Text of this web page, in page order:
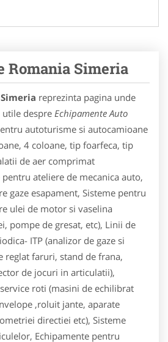
Romania Simeria
reprezinta pagina unde
despre Echipamente Auto
autoturisme si autocamioane
4 coloane, tip foarfeca, tip
de aer comprimat
pentru ateliere de mecanica auto,
gaze esapament, Sisteme pentru
ulei de motor si vaselina
pompe de gresat, etc), Linii de
ITP (analizor de gaze si
reglat faruri, stand de frana,
de jocuri in articulatii),
roti (masini de echilibrat
,roluit jante, aparate
directiei etc), Sisteme
Echipamente pentru